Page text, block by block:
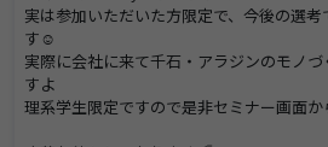
実は参加いただいた方限定で、今後の選
す☺
実際に会社に来て千石・アラジンのモノ
すよ
理系学生限定ですので是非セミナー画面